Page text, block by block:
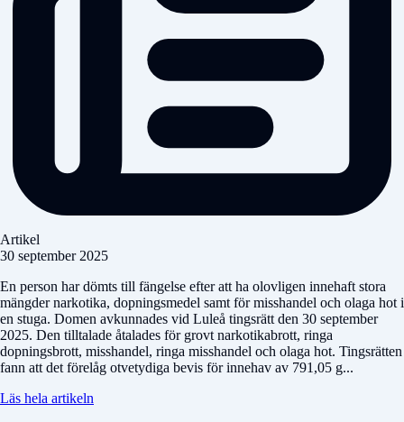
Artikel
30 september 2025
En person har dömts till fängelse efter att ha olovligen innehaft stora
mängder narkotika, dopningsmedel samt för misshandel och olaga hot i
en stuga. Domen avkunnades vid Luleå tingsrätt den 30 september
2025. Den tilltalade åtalades för grovt narkotikabrott, ringa
dopningsbrott, misshandel, ringa misshandel och olaga hot. Tingsrätten
fann att det förelåg otvetydiga bevis för innehav av 791,05 g...
Läs hela artikeln